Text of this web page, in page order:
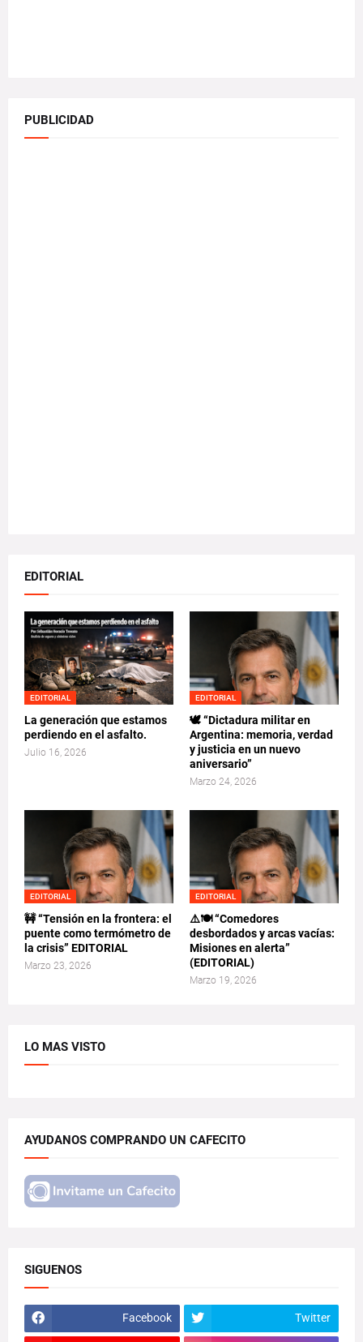
PUBLICIDAD
EDITORIAL
EDITORIAL
La generación que estamos
perdiendo en el asfalto.
Julio 16, 2026
EDITORIAL
🕊️ “Dictadura militar en
Argentina: memoria, verdad
y justicia en un nuevo
aniversario”
Marzo 24, 2026
EDITORIAL
🚧 “Tensión en la frontera: el
puente como termómetro de
la crisis” EDITORIAL
Marzo 23, 2026
EDITORIAL
⚠️🍽️ “Comedores
desbordados y arcas vacías:
Misiones en alerta”
(EDITORIAL)
Marzo 19, 2026
LO MAS VISTO
AYUDANOS COMPRANDO UN CAFECITO
SIGUENOS
Facebook Twitter